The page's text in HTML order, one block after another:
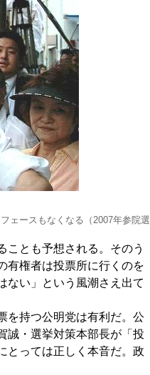
ェースもなくなる（2007年参院選
とも予想される。そのう
有権者は投票所に行くのを
ない」という風潮さえ出て
を持つ公明党は有利だ。公
誠・選挙対策本部長が「投
とっては正しく本音だ。政